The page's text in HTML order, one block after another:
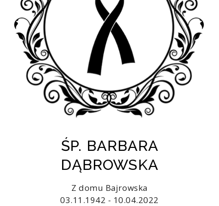
ŚP. BARBARA
DĄBROWSKA
Z domu Bajrowska
03.11.1942 - 10.04.2022